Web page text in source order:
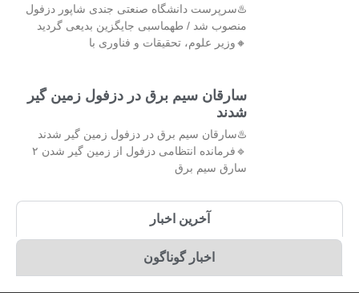
♨️سرپرست دانشگاه صنعتی جندی شاپور دزفول
منصوب شد / طهماسبی جایگزین بدیعی گردید
🔸وزیر علوم، تحقیقات و فناوری با
سارقان سیم برق در دزفول زمین گیر
شدند
♨️سارقان سیم برق در دزفول زمین گیر شدند
🔹فرمانده انتظامی دزفول از زمین گیر شدن ۲
سارق سیم برق
آخرین اخبار
اخبار گوناگون